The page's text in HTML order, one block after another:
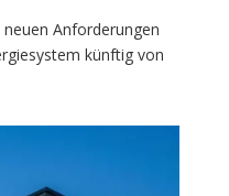
Anforderungen
künftig von